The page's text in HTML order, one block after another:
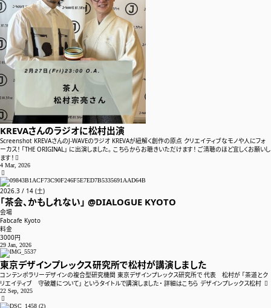
KREVAさんのラジオに松村出演
Screenshot KREVAさんのJ-WAVEのラジオ KREVAが紐解く創作の原点 クリエイティブなモノや人にフォ
ーカス！ 「THE ORIGINAL」 に出演しました。 こちらからお聴きいただけます！ ご清聴のほど宜しくお願いし
ます！
4 Mar, 2026

2026.3 / 14 (土)
「茶会、かもしれない」 @DIALOGUE KYOTO
会場
Fabcafe Kyoto
料金
3000円
29 Jan, 2026
東京デザインプレックス研究所で松村が講演しました
コンテンポラリーデザインの複合型研究機関 東京デザインプレックス研究所で 代表 松村が 「茶道とク
リエイティブ 守破離について」 というタイトルで講演しました・ 詳細はこちら デザインプレックス松村
22 Sep, 2025

アクセス・お問い合わせ
よくあるご質問
入会はこちら
RSS
045-263-8869
info@shuhally.jp